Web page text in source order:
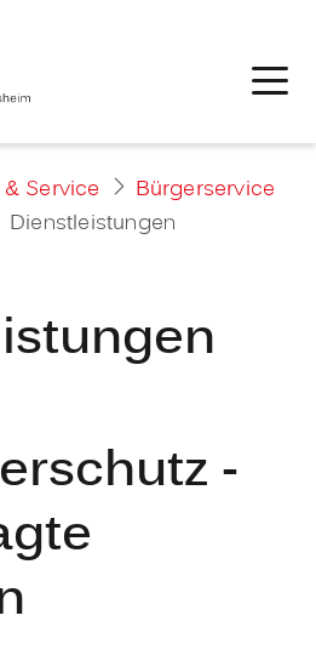
Service
Bürgerservice
Dienstleistungen
-